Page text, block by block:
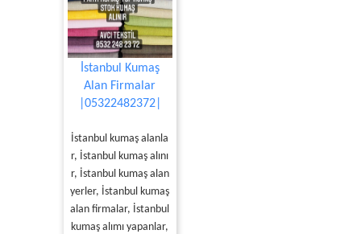
İstanbul Kumaş
Alan Firmalar
|05322482372|
İstanbul kumaş alanla
r, İstanbul kumaş alını
r, İstanbul kumaş alan
yerler, İstanbul kumaş
alan firmalar, İstanbul
kumaş alımı yapanlar,